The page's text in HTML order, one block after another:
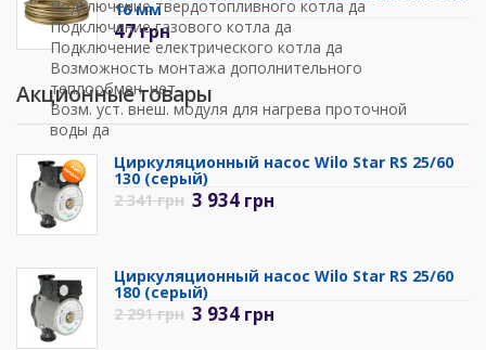
Подключение твердотопливного котла да
Подключение газового котла да
Подключение електрического котла да
Возможность монтажа дополнительного
теплообмен. нет
Возм. уст. внеш. модуля для нагрева проточной
воды да
16 мм
47грн
Акционные товары
Циркуляционный насос Wilo Star RS 25/60
130 (серый)
2 341грн 3 934 грн
Циркуляционный насос Wilo Star RS 25/60
180 (серый)
2 291грн 3 934 грн